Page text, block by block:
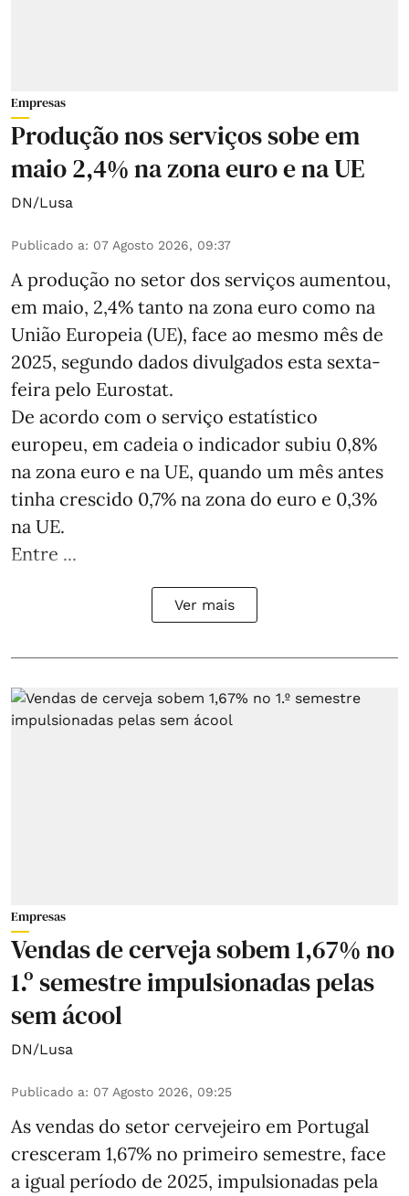
Empresas
Produção nos serviços sobe em
maio 2,4% na zona euro e na UE
DN/Lusa
Publicado a: 07 Agosto 2026, 09:37
A produção no setor dos serviços aumentou,
em maio, 2,4% tanto na zona euro como na
União Europeia (UE), face ao mesmo mês de
2025, segundo dados divulgados esta sexta-
feira pelo Eurostat.
De acordo com o serviço estatístico
europeu, em cadeia o indicador subiu 0,8%
na zona euro e na UE, quando um mês antes
tinha crescido 0,7% na zona do euro e 0,3%
na UE.
Entre ...
Ver mais
Empresas
Vendas de cerveja sobem 1,67% no
1.º semestre impulsionadas pelas
sem ácool
DN/Lusa
Publicado a: 07 Agosto 2026, 09:25
As vendas do setor cervejeiro em Portugal
cresceram 1,67% no primeiro semestre, face
a igual período de 2025, impulsionadas pela